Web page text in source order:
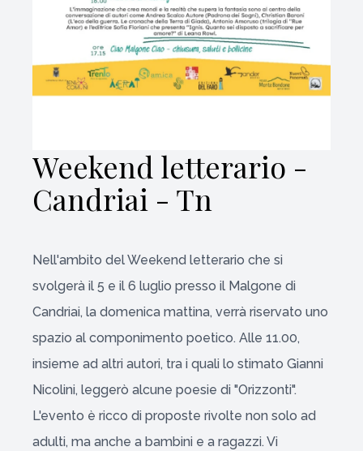
Weekend letterario -
Candriai - Tn
Nell'ambito del Weekend letterario che si
svolgerà il 5 e il 6 luglio presso il Malgone di
Candriai, la domenica mattina, verrà riservato uno
spazio al componimento poetico. Alle 11.00,
insieme ad altri autori, tra i quali lo stimato Gianni
Nicolini, leggerò alcune poesie di "Orizzonti".
L'evento è ricco di proposte rivolte non solo ad
adulti, ma anche a bambini e a ragazzi. Vi